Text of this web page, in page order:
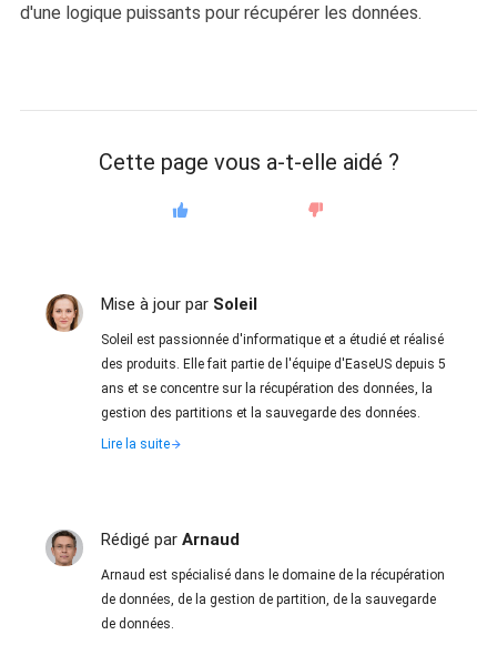
d'une logique puissants pour récupérer les données.
Cette page vous a-t-elle aidé ?
Mise à jour par Soleil
Soleil est passionnée d'informatique et a étudié et réalisé
des produits. Elle fait partie de l'équipe d'EaseUS depuis 5
ans et se concentre sur la récupération des données, la
gestion des partitions et la sauvegarde des données.
Lire la suite
Rédigé par Arnaud
Arnaud est spécialisé dans le domaine de la récupération
de données, de la gestion de partition, de la sauvegarde
de données.